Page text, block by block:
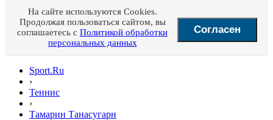
На сайте используются Cookies.
Продолжая пользоваться сайтом, вы
соглашаетесь с Политикой обработки
персональных данных
Согласен
Sport.Ru
›
Теннис
›
Тамарин Танасугарн